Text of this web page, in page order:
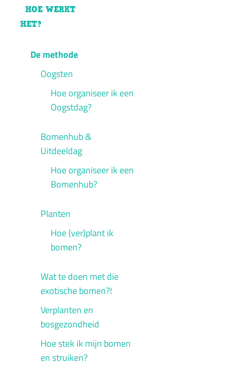
HOE WERKT
HET?
De methode
Oogsten
Hoe organiseer ik een
Oogstdag?
Bomenhub &
Uitdeeldag
Hoe organiseer ik een
Bomenhub?
Planten
Hoe (ver)plant ik
bomen?
Wat te doen met die
exotische bomen?!
Verplanten en
bosgezondheid
Hoe stek ik mijn bomen
en struiken?